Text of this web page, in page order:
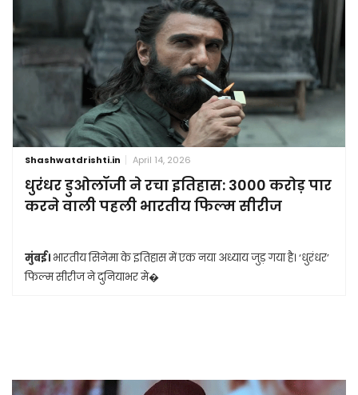
Shashwatdrishti.in April 14, 2026
धुरंधर डुओलॉजी ने रचा इतिहास: 3000 करोड़ पार
करने वाली पहली भारतीय फिल्म सीरीज
मुंबई। भारतीय सिनेमा के इतिहास में एक नया अध्याय जुड़ गया है। ‘धुरंधर’
फिल्म सीरीज ने दुनियाभर मे�